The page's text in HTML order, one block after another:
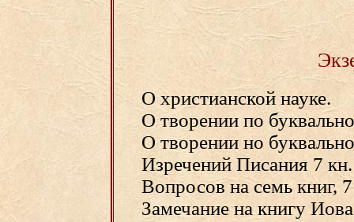
О христианской науке.
О творении по
О творении но
Изречений Писания 7 кн.
Вопросов на семь книг, 7
Замечание на книгу